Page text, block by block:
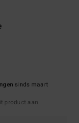
sinds maart
product aan